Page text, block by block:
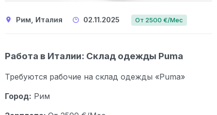
Рим, Италия 02.11.2025 От 2500 €/Мес
Работа в Италии: Склад одежды Puma
Требуются рабочие на склад одежды «Puma»
Город: Рим